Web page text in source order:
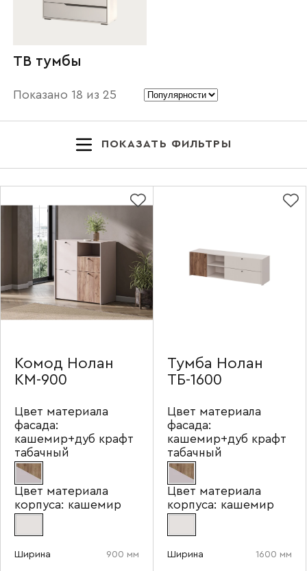
ТВ тумбы
Показано 18 из 25
ПОКАЗАТЬ ФИЛЬТРЫ
Комод Нолан
КМ-900
Цвет материала
фасада:
кашемир+дуб крафт
табачный
Цвет материала
корпуса: кашемир
Ширина 900 мм
Тумба Нолан
ТБ-1600
Цвет материала
фасада:
кашемир+дуб крафт
табачный
Цвет материала
корпуса: кашемир
Ширина 1600 мм